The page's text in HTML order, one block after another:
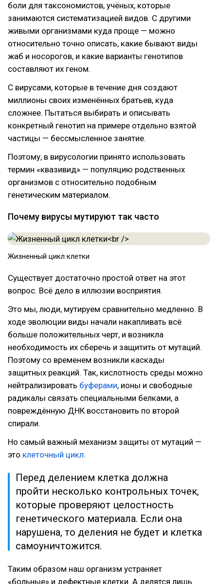
боли для таксономистов, учёных, которые
занимаются систематизацией видов. С другими
живыми организмами куда проще — можно
относительно точно описать, какие бывают виды
жаб и носорогов, и какие варианты генотипов
составляют их геном.
С вирусами, которые в течение дня создают
миллионы своих изменённых братьев, куда
сложнее. Пытаться выбирать и описывать
конкретный генотип на примере отдельно взятой
частицы — бессмысленное занятие.
Поэтому, в вирусологии принято использовать
термин «квазивид» — популяцию родственных
организмов с относительно подобным
генетическим материалом.
Почему вирусы мутируют так часто
Жизненный цикл клетки
Существует достаточно простой ответ на этот
вопрос. Всё дело в иллюзии восприятия.
Это мы, люди, мутируем сравнительно медленно. В
ходе эволюции виды начали накапливать всё
больше положительных черт, и возникла
необходимость их сберечь и защитить от мутаций.
Поэтому со временем возникли каскады
защитных реакций. Так, кислотность среды можно
нейтрализировать буферами, ионы и свободные
радикалы связать специальными белками, а
повреждённую ДНК восстановить по второй
спирали.
Но самый важный механизм защиты от мутаций —
это клеточный цикл.
Перед делением клетка должна
пройти несколько контрольных точек,
которые проверяют целостность
генетического материала. Если она
нарушена, то деления не будет и клетка
самоуничтожится.
Таким образом наш организм устраняет
«больные» и дефектные клетки. А делятся лишь